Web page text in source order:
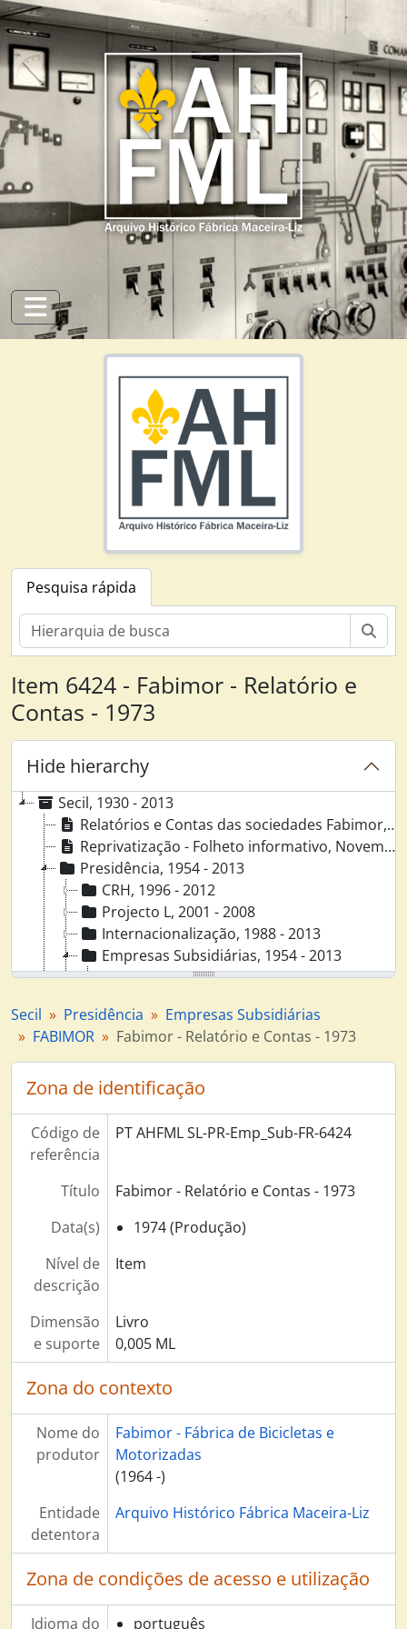
Skip to main content
Toggle navigation
Pesquisa rápida
Item 6424 - Fabimor - Relatório e
Contas - 1973
Hide hierarchy
Secil, 1930 - 2013
Relatórios e Contas das sociedades Fabimor, Dyrup, Secil Marítima, 1963 - 1973
Reprivatização - Folheto informativo, Novembro 1992
Presidência, 1954 - 2013
CRH, 1996 - 2012
Projecto L, 2001 - 2008
Internacionalização, 1988 - 2013
Empresas Subsidiárias, 1954 - 2013
Secil Marítima, 1963 - 1986
Société de Ciments de Gabès, 1997 - 2009
Silonor S.A., 2002 - 2013
(Empresas) Associadas Angola, 1964 - 1991
FABIMOR, 1963 - 1976
Fabimor - Constituição, 1963 - 1973
Fabimor - Relatório e Contas - 1972, 1973
Fabimor - Relatório e Contas - 1973, 1974
Fabimor - Relatório e Contas - 1974, 1975
Societé des ciments d' Enfidha, 1994 - 2005
Société des Ciments de Jbel Oust, 1998
Viroc, 1991 - 2012
(Empresas de) Inertes, 1995 - 2001
Aquisições Empresas, 1988 - 2007
SERIFE, 2002 - 2008
Condind - Conservação e Desenvolvimento Industrial Lda., 1990 - 2004
Secil Unicon, 2000 - 2004
Parseinges SA, 2001 - 2004
Projecto Ypsilon, 2000 - 2001
Desenvolvimento Sustentável, 1994 - 2011
Secil Presidência
Empresas Subsidiárias
FABIMOR
Fabimor - Relatório e Contas - 1973
Zona de identificação
Código de
referência
PT AHFML SL-PR-Emp_Sub-FR-6424
Título
Fabimor - Relatório e Contas - 1973
Data(s)
1974 (Produção)
Nível de
descrição
Item
Dimensão
e suporte
Livro
0,005 ML
Zona do contexto
Nome do
produtor
Fabimor - Fábrica de Bicicletas e
Motorizadas
(1964 -)
Entidade
detentora
Arquivo Histórico Fábrica Maceira-Liz
Zona de condições de acesso e utilização
Idioma do
português